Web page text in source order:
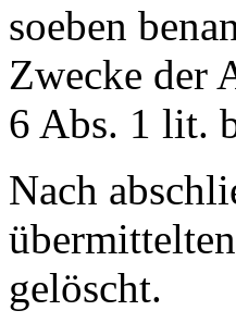
soeben
Zwecke der
6 Abs. 1 lit.
Nach
gelöscht.